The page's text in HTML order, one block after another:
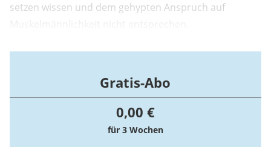
setzen wissen und dem gehypten Anspruch auf
Gratis-Abo
0,00 €
für 3 Wochen